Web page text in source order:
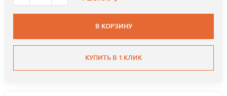
В КОРЗИНУ
КУПИТЬ В 1 КЛИК